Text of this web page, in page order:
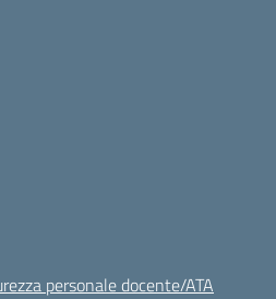
personale docente/ATA